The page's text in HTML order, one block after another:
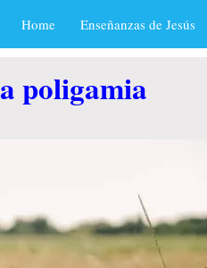
Home Enseñanzas de Jesús
poligamia